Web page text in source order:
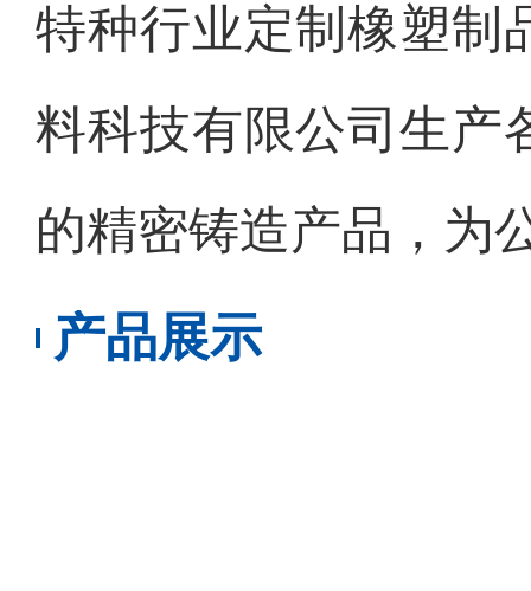
特种行业定制橡塑制
料科技有限公司生产
的精密铸造产品，为
产品展示